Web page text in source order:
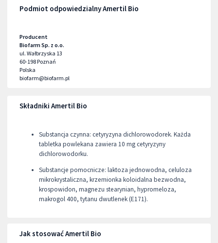
Podmiot odpowiedzialny Amertil Bio
Producent
Biofarm Sp. z o.o.
ul. Wałbrzyska 13
60-198Poznań
Polska
biofarm@biofarm.pl
Składniki Amertil Bio
Substancja czynna: cetyryzyna dichlorowodorek. Każda
tabletka powlekana zawiera 10 mg cetyryzyny
dichlorowodorku.
Substancje pomocnicze: laktoza jednowodna, celuloza
mikrokrystaliczna, krzemionka koloidalna bezwodna,
krospowidon, magnezu stearynian, hypromeloza,
makrogol 400, tytanu dwutlenek (E171).
Jak stosować Amertil Bio